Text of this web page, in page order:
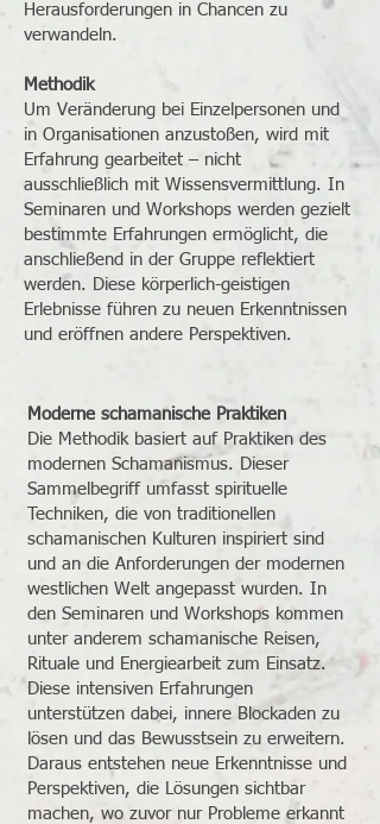
Herausforderungen in Chancen zu
verwandeln.
Methodik
Um Veränderung bei Einzelpersonen und
in Organisationen anzustoßen, wird mit
Erfahrung gearbeitet – nicht
ausschließlich mit Wissensvermittlung. In
Seminaren und Workshops werden gezielt
bestimmte Erfahrungen ermöglicht, die
anschließend in der Gruppe reflektiert
werden. Diese körperlich-geistigen
Erlebnisse führen zu neuen Erkenntnissen
und eröffnen andere Perspektiven.
Moderne schamanische Praktiken
Die Methodik basiert auf Praktiken des
modernen Schamanismus. Dieser
Sammelbegriff umfasst spirituelle
Techniken, die von traditionellen
schamanischen Kulturen inspiriert sind
und an die Anforderungen der modernen
westlichen Welt angepasst wurden. In
den Seminaren und Workshops kommen
unter anderem schamanische Reisen,
Rituale und Energiearbeit zum Einsatz.
Diese intensiven Erfahrungen
unterstützen dabei, innere Blockaden zu
lösen und das Bewusstsein zu erweitern.
Daraus entstehen neue Erkenntnisse und
Perspektiven, die Lösungen sichtbar
machen, wo zuvor nur Probleme erkannt